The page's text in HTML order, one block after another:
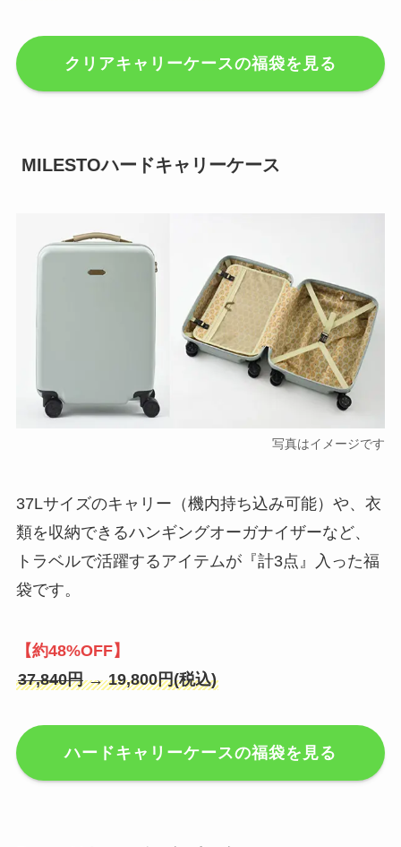
クリアキャリーケースの福袋を見る
MILESTOハードキャリーケース
写真はイメージです
37Lサイズのキャリー（機内持ち込み可能）や、衣
類を収納できるハンギングオーガナイザーなど、
トラベルで活躍するアイテムが『計3点』入った福
袋です。
【約48%OFF】
37,840円→ 19,800円(税込)
ハードキャリーケースの福袋を見る